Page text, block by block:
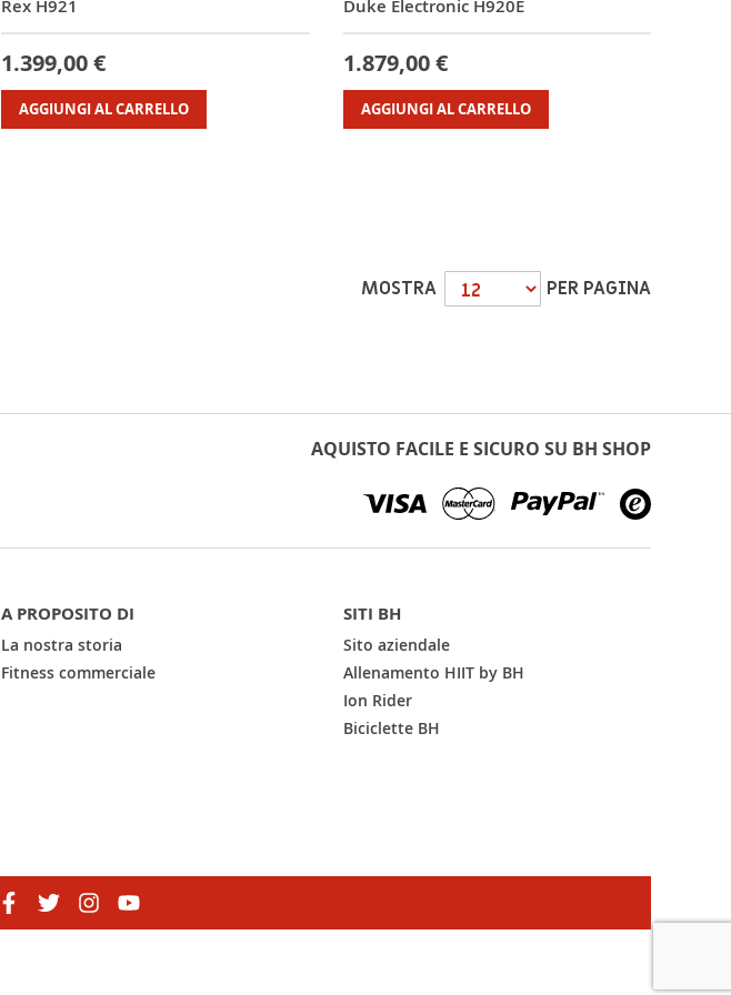
Rex H921
1.399,00 €
AGGIUNGI AL CARRELLO
Duke Electronic H920E
1.879,00 €
AGGIUNGI AL CARRELLO
MOSTRA PER PAGINA
AQUISTO FACILE E SICURO SU BH SHOP
A PROPOSITO DI
La nostra storia
Fitness commerciale
SITI BH
Sito aziendale
Allenamento HIIT by BH
Ion Rider
Biciclette BH